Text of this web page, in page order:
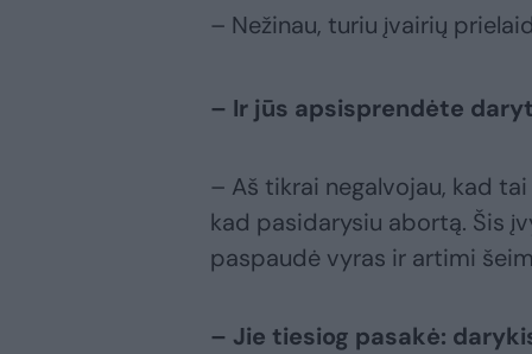
– Nežinau, turiu įvairių
– Ir jūs apsisprendėte
– Aš tikrai negalvojau, kad
kad pasidarysiu abortą. Šis
paspaudė vyras ir artimi
– Jie tiesiog pasakė: